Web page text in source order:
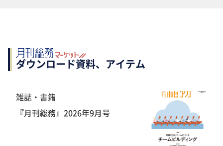
ダウンロード資料、アイテム
雑誌・書籍
『月刊総務』2026年9月号